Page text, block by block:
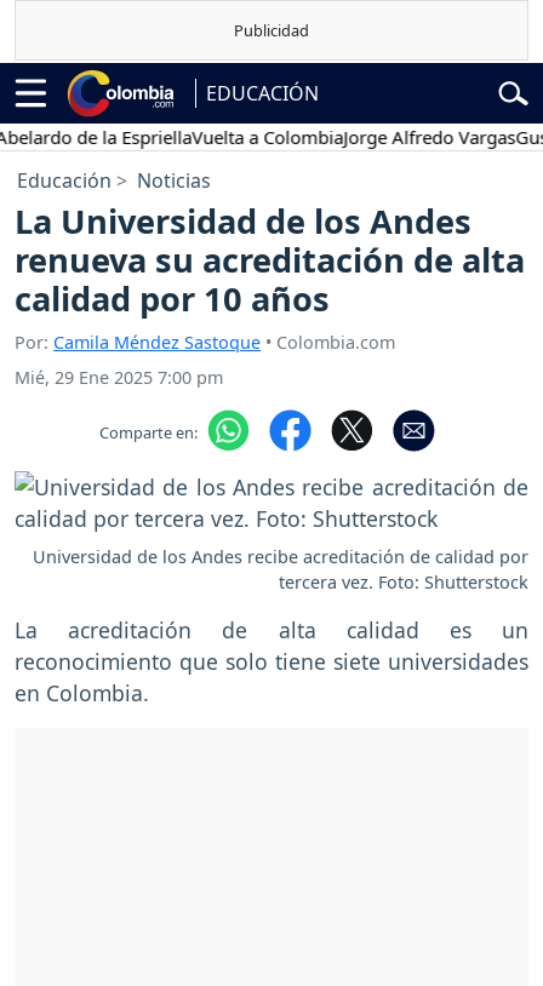
EDUCACIÓN
de la EspriellaVuelta a ColombiaJorge Alfredo Vargas
Educación Noticias
La Universidad de los Andes
renueva su acreditación de alta
calidad por 10 años
Por: Camila Méndez Sastoque • Colombia.com
Mié, 29 Ene 2025 7:00 pm
Comparte en:
Universidad de los Andes recibe acreditación de calidad por
tercera vez. Foto: Shutterstock
La acreditación de alta calidad es un
reconocimiento que solo tiene siete universidades
en Colombia.